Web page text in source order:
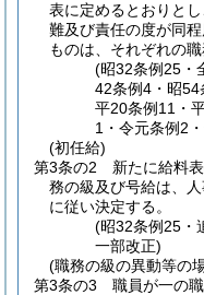
表に定めるとおりとし
難及び責任の度が同
ものは、それぞれの
(昭32条例25・
42条例4・昭54
平20条例11・
1・令元条例2
(初任給)
第3条の2
新たに給料
務の級及び号給は、
に従い決定する。
(昭32条例25・
一部改正)
(職務の級の異動等の
第3条の3
職員が一の